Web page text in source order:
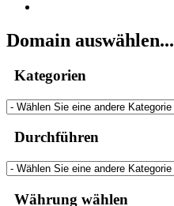
Domain auswählen...
Kategorien
Durchführen
Währung wählen